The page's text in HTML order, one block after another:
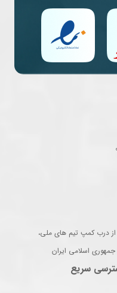
از درب کمپ تیم های ملی،
اسلامی ایران
سریع